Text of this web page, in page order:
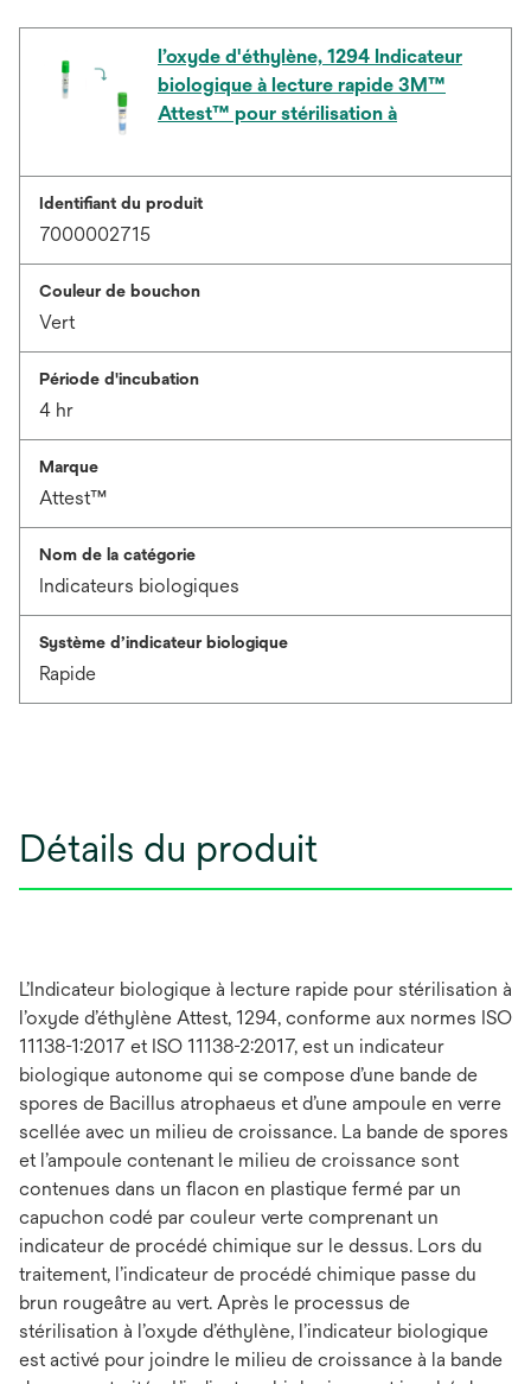
l’oxyde d'éthylène, 1294 Indicateur
biologique à lecture rapide 3M™
Attest™ pour stérilisation à
Identifiant du produit
7000002715
Couleur de bouchon
Vert
Période d'incubation
4 hr
Marque
Attest™
Nom de la catégorie
Indicateurs biologiques
Système d’indicateur biologique
Rapide
Détails du produit
L’Indicateur biologique à lecture rapide pour stérilisation à
l’oxyde d’éthylène Attest, 1294, conforme aux normes ISO
11138-1:2017 et ISO 11138-2:2017, est un indicateur
biologique autonome qui se compose d’une bande de
spores de Bacillus atrophaeus et d’une ampoule en verre
scellée avec un milieu de croissance. La bande de spores
et l’ampoule contenant le milieu de croissance sont
contenues dans un flacon en plastique fermé par un
capuchon codé par couleur verte comprenant un
indicateur de procédé chimique sur le dessus. Lors du
traitement, l’indicateur de procédé chimique passe du
brun rougeâtre au vert. Après le processus de
stérilisation à l’oxyde d’éthylène, l’indicateur biologique
est activé pour joindre le milieu de croissance à la bande